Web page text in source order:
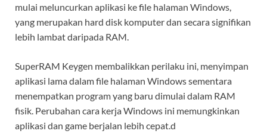
mulai meluncurkan aplikasi ke file halaman Windows,
yang merupakan hard disk komputer dan secara signifikan
lebih lambat daripada RAM.
SuperRAM Keygen membalikkan perilaku ini, menyimpan
aplikasi lama dalam file halaman Windows sementara
menempatkan program yang baru dimulai dalam RAM
fisik. Perubahan cara kerja Windows ini memungkinkan
aplikasi dan game berjalan lebih cepat.d